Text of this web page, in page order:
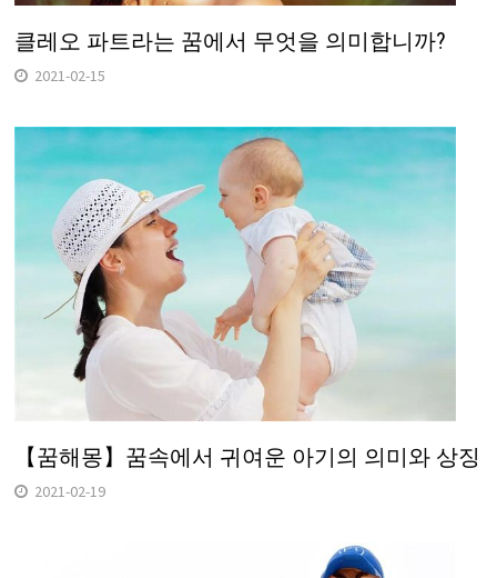
클레오 파트라는 꿈에서 무엇을 의미합니까?
2021-02-15
【꿈해몽】꿈속에서 귀여운 아기의 의미와 상징
2021-02-19